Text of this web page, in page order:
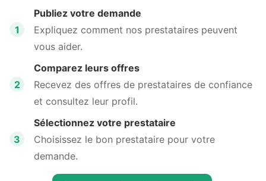
1
Publiez votre demande
Expliquez comment nos prestataires peuvent
vous aider.
2
Comparez leurs offres
Recevez des offres de prestataires de confiance
et consultez leur profil.
3
Sélectionnez votre prestataire
Choisissez le bon prestataire pour votre
demande.